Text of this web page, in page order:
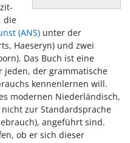
die
(ANS) unter der
Haeseryn) und zwei
Das Buch ist eine
jeden, der grammatische
kennenlernen will.
modernen Niederländisch,
zur Standardsprache
angeführt sind.
ob er sich dieser